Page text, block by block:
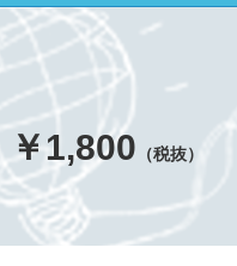
￥1,800 （税抜）